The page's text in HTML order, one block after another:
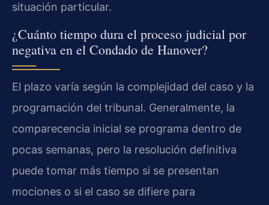
situación particular.
¿Cuánto tiempo dura el proceso judicial por
negativa en el Condado de Hanover?
El plazo varía según la complejidad del caso y la
programación del tribunal. Generalmente, la
comparecencia inicial se programa dentro de
pocas semanas, pero la resolución definitiva
puede tomar más tiempo si se presentan
mociones o si el caso se difiere para